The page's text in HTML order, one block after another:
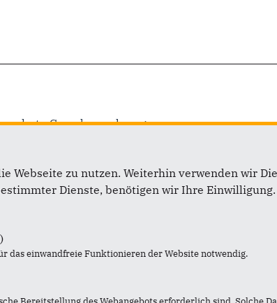
Grundverordnung
Webseite zu nutzen. Weiterhin verwenden wir
Dienste, benötigen wir Ihre
)
das einwandfreie Funktionieren der Website notwendig.